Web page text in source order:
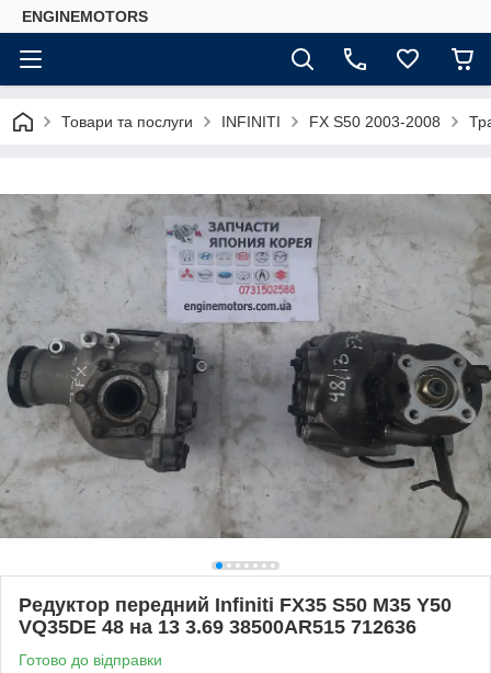
ENGINEMOTORS
Товари та послуги INFINITI FX S50 2003-2008
Редуктор передний Infiniti FX35 S50 M35 Y50
VQ35DE 48 на 13 3.69 38500AR515 712636
Готово до відправки